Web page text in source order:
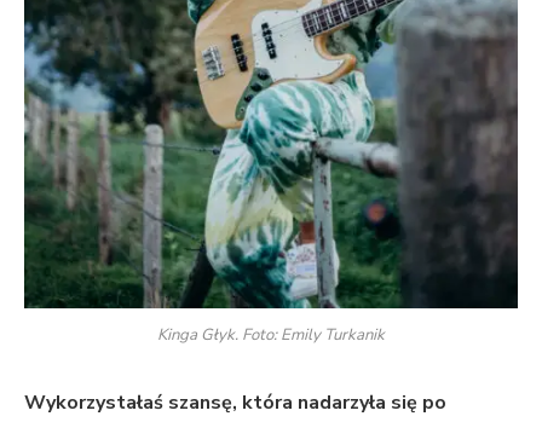
Kinga Głyk. Foto: Emily Turkanik
Wykorzystałaś szansę, która nadarzyła się po